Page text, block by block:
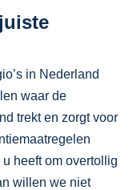
in Nederland
waar de
trekt en zorgt voor
heeft om overtollig
willen we niet